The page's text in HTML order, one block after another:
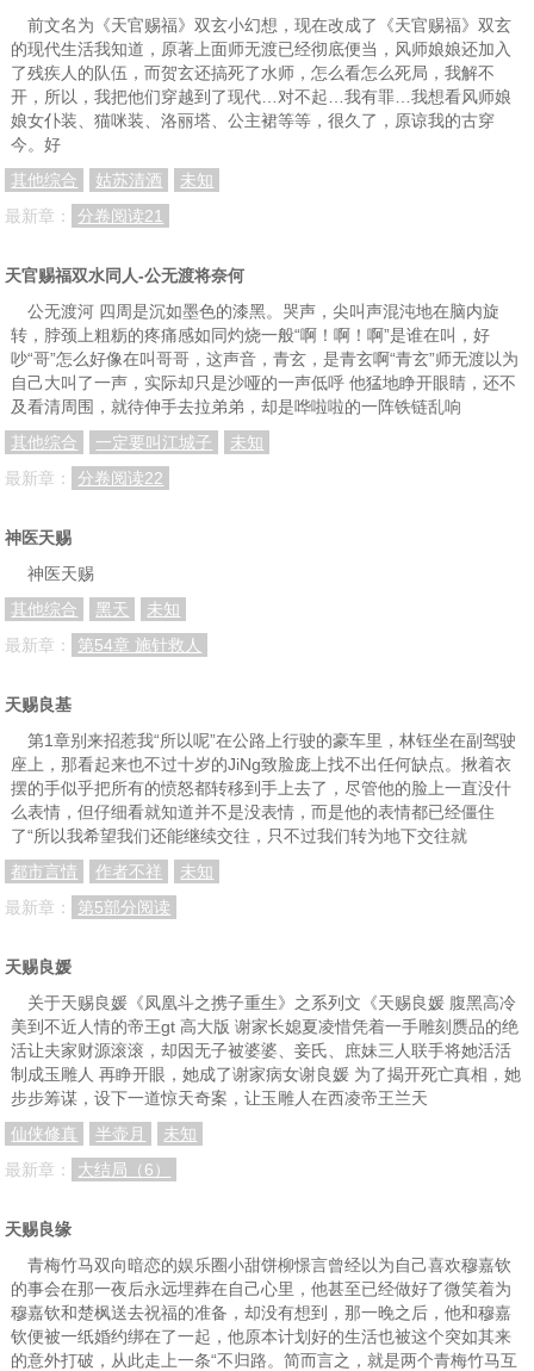
前文名为《天官赐福》双玄小幻想，现在改成了《天官赐福》双玄
的现代生活我知道，原著上面师无渡已经彻底便当，风师娘娘还加入
了残疾人的队伍，而贺玄还搞死了水师，怎么看怎么死局，我解不
开，所以，我把他们穿越到了现代…对不起…我有罪…我想看风师娘
娘女仆装、猫咪装、洛丽塔、公主裙等等，很久了，原谅我的古穿
今。好
其他综合
姑苏清酒
未知
最新章：
分卷阅读21
天官赐福双水同人-公无渡将奈何
公无渡河 四周是沉如墨色的漆黑。哭声，尖叫声混沌地在脑内旋
转，脖颈上粗粝的疼痛感如同灼烧一般“啊！啊！啊”是谁在叫，好
吵“哥”怎么好像在叫哥哥，这声音，青玄，是青玄啊“青玄”师无渡以为
自己大叫了一声，实际却只是沙哑的一声低呼 他猛地睁开眼睛，还不
及看清周围，就待伸手去拉弟弟，却是哗啦啦的一阵铁链乱响
其他综合
一定要叫江城子
未知
最新章：
分卷阅读22
神医天赐
神医天赐
其他综合
黑天
未知
最新章：
第54章 施针救人
天赐良基
第1章别来招惹我“所以呢”在公路上行驶的豪车里，林钰坐在副驾驶
座上，那看起来也不过十岁的JiNg致脸庞上找不出任何缺点。揪着衣
摆的手似乎把所有的愤怒都转移到手上去了，尽管他的脸上一直没什
么表情，但仔细看就知道并不是没表情，而是他的表情都已经僵住
了“所以我希望我们还能继续交往，只不过我们转为地下交往就
都市言情
作者不祥
未知
最新章：
第5部分阅读
天赐良媛
关于天赐良媛《凤凰斗之携子重生》之系列文《天赐良媛 腹黑高冷
美到不近人情的帝王gt 高大版 谢家长媳夏凌惜凭着一手雕刻赝品的绝
活让夫家财源滚滚，却因无子被婆婆、妾氏、庶妹三人联手将她活活
制成玉雕人 再睁开眼，她成了谢家病女谢良媛 为了揭开死亡真相，她
步步筹谋，设下一道惊天奇案，让玉雕人在西凌帝王兰天
仙侠修真
半壶月
未知
最新章：
大结局（6）
天赐良缘
青梅竹马双向暗恋的娱乐圈小甜饼柳憬言曾经以为自己喜欢穆嘉钦
的事会在那一夜后永远埋葬在自己心里，他甚至已经做好了微笑着为
穆嘉钦和楚枫送去祝福的准备，却没有想到，那一晚之后，他和穆嘉
钦便被一纸婚约绑在了一起，他原本计划好的生活也被这个突如其来
的意外打破，从此走上一条“不归路。简而言之，就是两个青梅竹马互